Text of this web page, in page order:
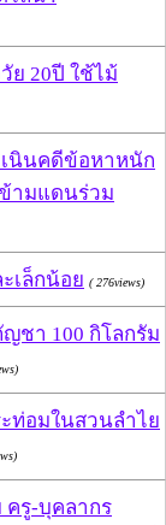
ย 20ปี ใช้ไม้
นินคดีข้อหาหนัก
ามแดนร่วม
เล็กน้อย ( 276views)
ชา 100 กิโลกรัม
ท่อมในสวนลำไย
ครู-บุคลากร